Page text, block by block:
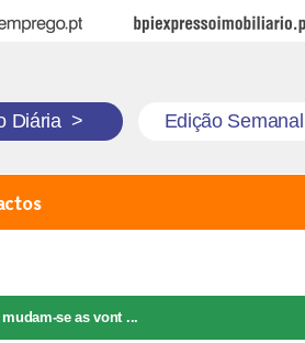
BPI Expresso Imobiliário
Diária > Edição Semanal
se as vont ...